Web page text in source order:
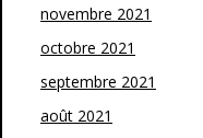
novembre 2021
octobre 2021
septembre 2021
août 2021